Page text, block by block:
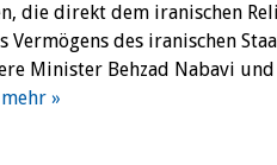
die direkt dem iranischen
Vermögens des iranischen
Minister Behzad Nabavi
mehr »